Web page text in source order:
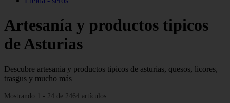
Artesanía y productos tipicos
de Asturias
Descubre artesania y productos tipicos de asturias, quesos, licores,
trasgus y mucho más
Mostrando 1 - 24 de 2464 artículos